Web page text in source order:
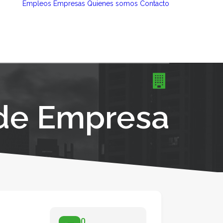
Empleos Empresas Quienes somos Contacto
Empresa